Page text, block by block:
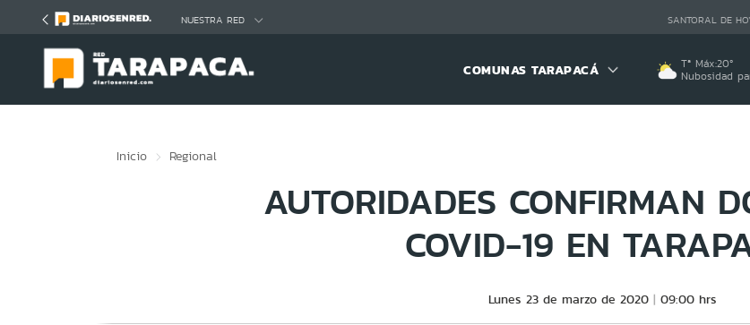
NUESTRA RED SANTORAL DE
COMUNAS TARAPACÁ Tª Máx:20º
Nubosidad
Inicio Regional
AUTORIDADES CONFIRMAN
COVID-19 EN
Lunes 23 de marzo de 2020 09:00 hrs